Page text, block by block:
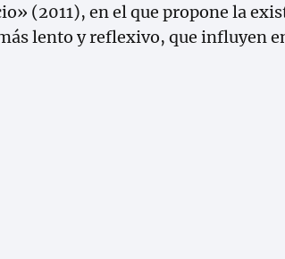
(2011), en el que propone la
lento y reflexivo, que influyen